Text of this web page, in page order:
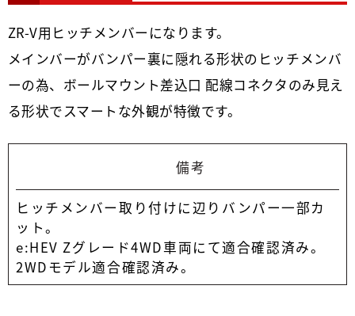
ZR-V用ヒッチメンバーになります。
メインバーがバンパー裏に隠れる形状のヒッチメンバ
ーの為、ボールマウント差込口 配線コネクタのみ見え
る形状でスマートな外観が特徴です。
備考
ヒッチメンバー取り付けに辺りバンパー一部カ
ット。
e:HEV Zグレード4WD車両にて適合確認済み。
2WDモデル適合確認済み。